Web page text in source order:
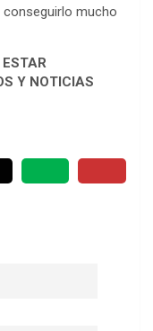
mucho
Y NOTICIAS